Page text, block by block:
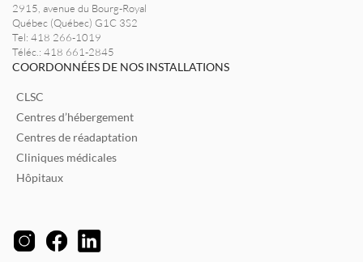
2915, avenue du Bourg-Royal
Québec (Québec) G1C 3S2
Tel: 418 266-1019
Téléc.: 418 661-2845
COORDONNÉES DE NOS INSTALLATIONS
CLSC
Centres d’hébergement
Centres de réadaptation
Cliniques médicales
Hôpitaux